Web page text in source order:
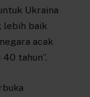
Ukraina
lebih baik
acak
tahun”.